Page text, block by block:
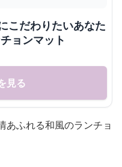
こだわりたいあなた
ョンマット
見る
あふれる和風のランチョ